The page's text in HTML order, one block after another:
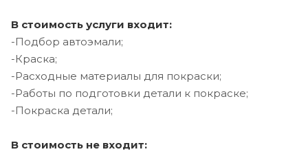
В стоимость услуги входит:
-Подбор автоэмали;
-Краска;
-Расходные материалы для покраски;
-Работы по подготовки детали к покраске;
-Покраска детали;
В стоимость не входит: